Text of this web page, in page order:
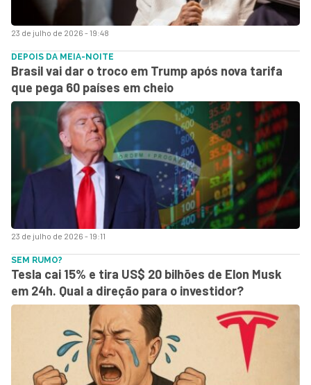
23 de julho de 2026 - 19:48
23 de julho de 2026 - 19:11
DEPOIS DA MEIA-NOITE
Brasil vai dar o troco em Trump após nova tarifa
que pega 60 países em cheio
SEM RUMO?
Tesla cai 15% e tira US$ 20 bilhões de Elon Musk
em 24h. Qual a direção para o investidor?